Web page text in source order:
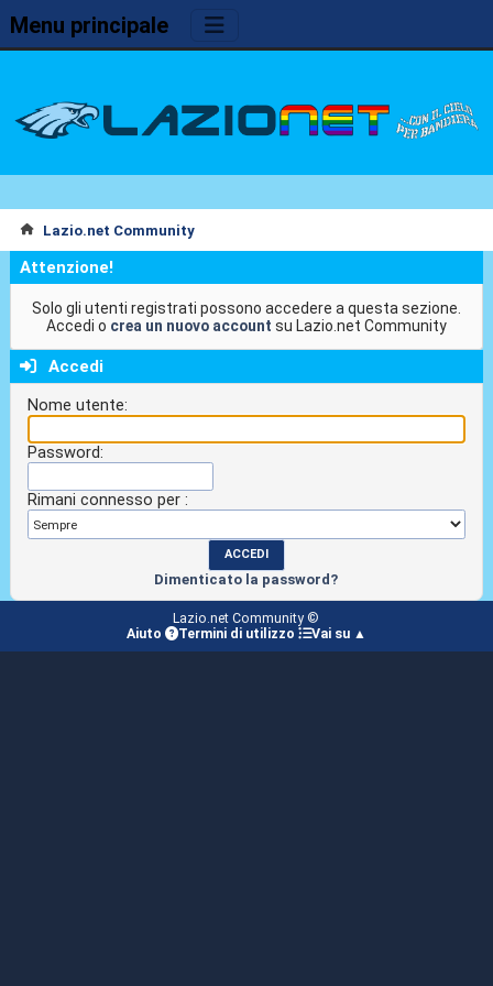
Menu principale
Lazio.net Community
Attenzione!
Solo gli utenti registrati possono accedere a questa sezione.
Accedi o crea un nuovo account su Lazio.net Community
Accedi
Nome utente:
Password:
Rimani connesso per :
Dimenticato la password?
Lazio.net Community ©
Aiuto
Termini di utilizzo Vai su ▲